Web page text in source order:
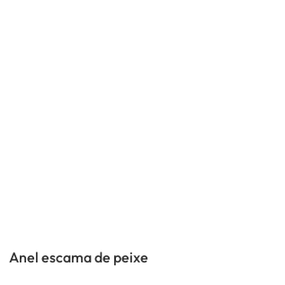
Bijutaria,Brincos
Anel escama de peixe